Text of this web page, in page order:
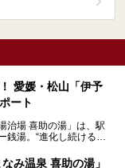
愛媛・松山「伊予
ート
治場 喜助の湯」は、駅
湯。“進化し続ける温
み温泉 喜助の湯」